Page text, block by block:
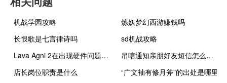
机战学园攻略
炼妖梦幻西游赚钱吗
长恨歌是七言律诗吗
sd机战攻略
Lava Agni 2在出现硬件问题时提供免费的上门更换
吊唁通知亲朋好友短信怎么写（吊唁通知亲朋好友短信）
店长岗位职责是什么
“广文袖有修月斧”的出处是哪里